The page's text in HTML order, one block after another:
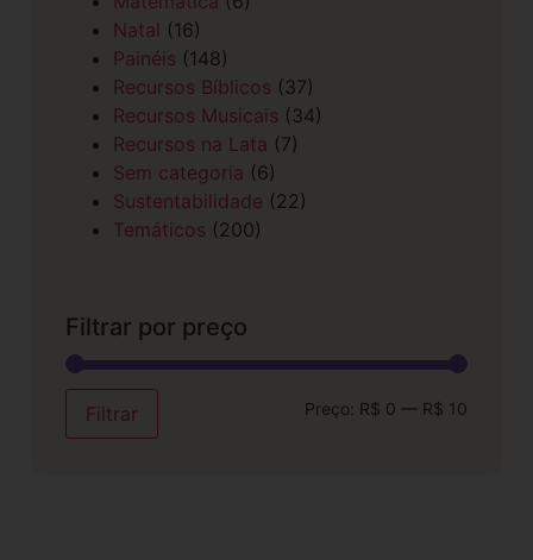
Natal (16)
Painéis (148)
Recursos Bíblicos (37)
Recursos Musicais (34)
Recursos na Lata (7)
Sem categoria (6)
Sustentabilidade (22)
Temáticos (200)
Filtrar por preço
Filtrar Preço: R$ 0 — R$ 10